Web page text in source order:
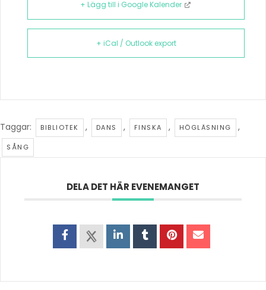
+ Lägg till i Google Kalender
+ iCal / Outlook export
Taggar: BIBLIOTEK , DANS , FINSKA , HÖGLÄSNING ,
SÅNG
DELA DET HÄR EVENEMANGET